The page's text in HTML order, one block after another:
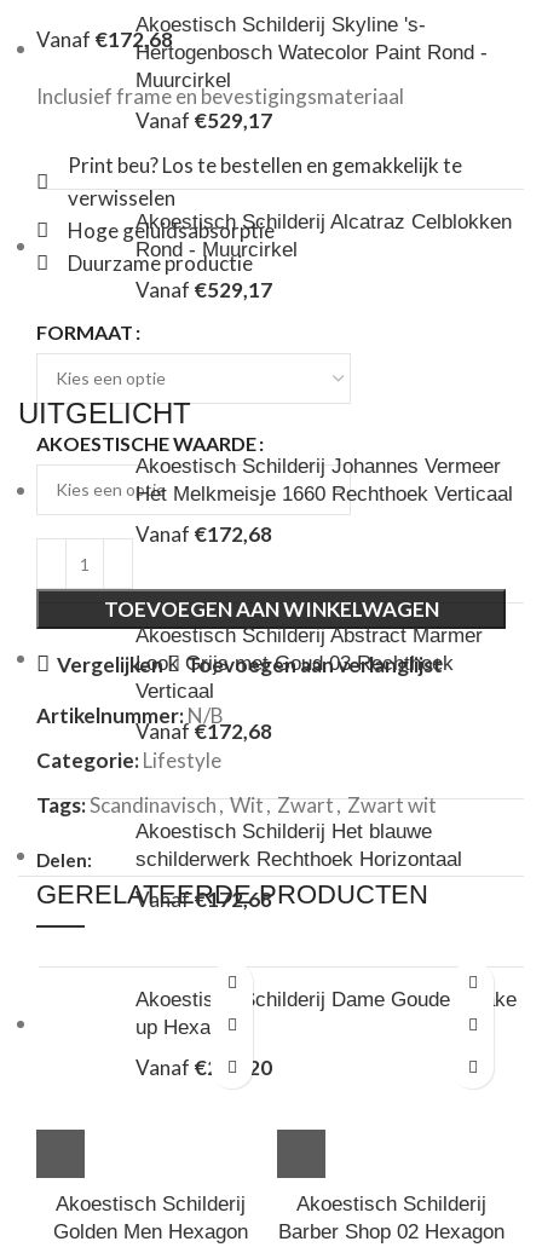
Vanaf €172,68
Inclusief frame en bevestigingsmateriaal
Print beu? Los te bestellen en gemakkelijk te
verwisselen
Hoge geluidsabsorptie
Duurzame productie
FORMAAT
AKOESTISCHE WAARDE
TOEVOEGEN AAN WINKELWAGEN
Vergelijken Toevoegen aan verlanglijst
Artikelnummer:N/B
Categorie:Lifestyle
Tags:Scandinavisch, Wit, Zwart, Zwart wit
Delen:
GERELATEERDE PRODUCTEN
Akoestisch Schilderij
Golden Men Hexagon
Akoestisch Schilderij
Barber Shop 02 Hexagon
Akoestisch Schilderij Skyline 's-
Hertogenbosch Watecolor Paint Rond -
Muurcirkel
Vanaf €529,17
Akoestisch Schilderij Alcatraz Celblokken
Rond - Muurcirkel
Vanaf €529,17
UITGELICHT
Akoestisch Schilderij Johannes Vermeer
Het Melkmeisje 1660 Rechthoek Verticaal
Vanaf €172,68
Akoestisch Schilderij Abstract Marmer
Look Grijs met Goud 03 Rechthoek
Verticaal
Vanaf€172,68
Akoestisch Schilderij Het blauwe
schilderwerk Rechthoek Horizontaal
Vanaf€172,68
Akoestisch Schilderij Dame Gouden Make
up Hexagon
Vanaf €208,20
Muurcirkel
Vanaf€529,17